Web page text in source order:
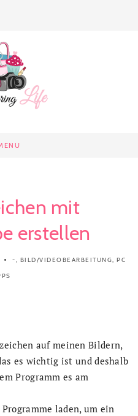
mit
erstellen
-, BILD/VIDEOBEARBEITUNG, PC
auf meinen Bildern,
es wichtig ist und deshalb
Programm es am
laden, um ein